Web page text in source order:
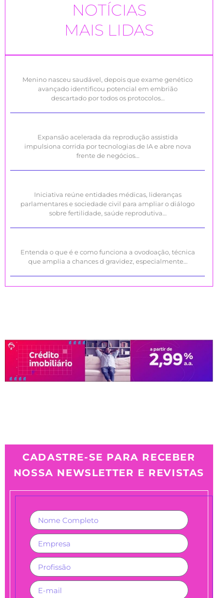
NOTÍCIAS
MAIS LIDAS
Menino nasceu saudável, depois que exame genético
avançado identificou potencial em embrião
descartado por todos os protocolos…
Expansão acelerada da reprodução assistida
impulsiona corrida por tecnologias de IA e abre nova
frente de negócios…
Iniciativa reúne entidades médicas, lideranças
parlamentares e sociedade civil para ampliar o diálogo
sobre fertilidade, saúde reprodutiva…
Entenda o que é e como funciona a ovodoação, técnica
que amplia a chances d gravidez, especialmente…
CADASTRE-SE PARA RECEBER
NOSSA NEWSLETTER E REVISTAS